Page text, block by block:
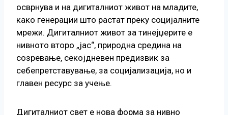
осврнува и на дигиталниот живот на младите,
како генерации што растат преку социјалните
мрежи. Дигиталниот живот за тинејџерите е
нивното второ „јас“, природна средина на
созревање, секојдневен предизвик за
себепретставување, за социјализација, но и
главен ресурс за учење.
Дигиталниот свет е нова форма за нивно